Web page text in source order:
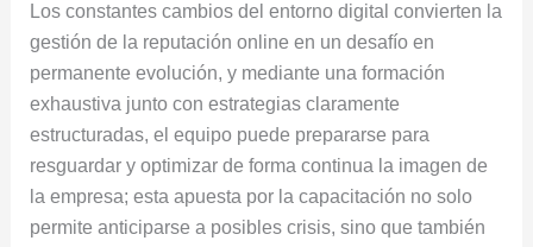
Los constantes cambios del entorno digital convierten la
gestión de la reputación online en un desafío en
permanente evolución, y mediante una formación
exhaustiva junto con estrategias claramente
estructuradas, el equipo puede prepararse para
resguardar y optimizar de forma continua la imagen de
la empresa; esta apuesta por la capacitación no solo
permite anticiparse a posibles crisis, sino que también